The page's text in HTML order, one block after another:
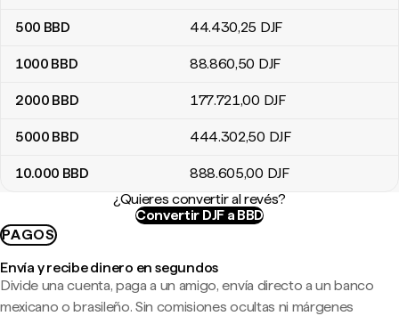
500 BBD 44.430,25 DJF
1000 BBD 88.860,50 DJF
2000 BBD 177.721,00 DJF
5000 BBD 444.302,50 DJF
10.000 BBD 888.605,00 DJF
¿Quieres convertir al revés?
Convertir DJF a BBD
PAGOS
Envía y recibe dinero en segundos
Divide una cuenta, paga a un amigo, envía directo a un banco
mexicano o brasileño. Sin comisiones ocultas ni márgenes